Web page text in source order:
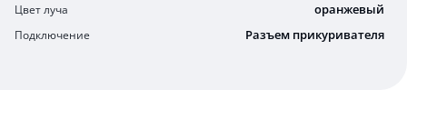
Цвет луча оранжевый
Подключение Разъем прикуривателя